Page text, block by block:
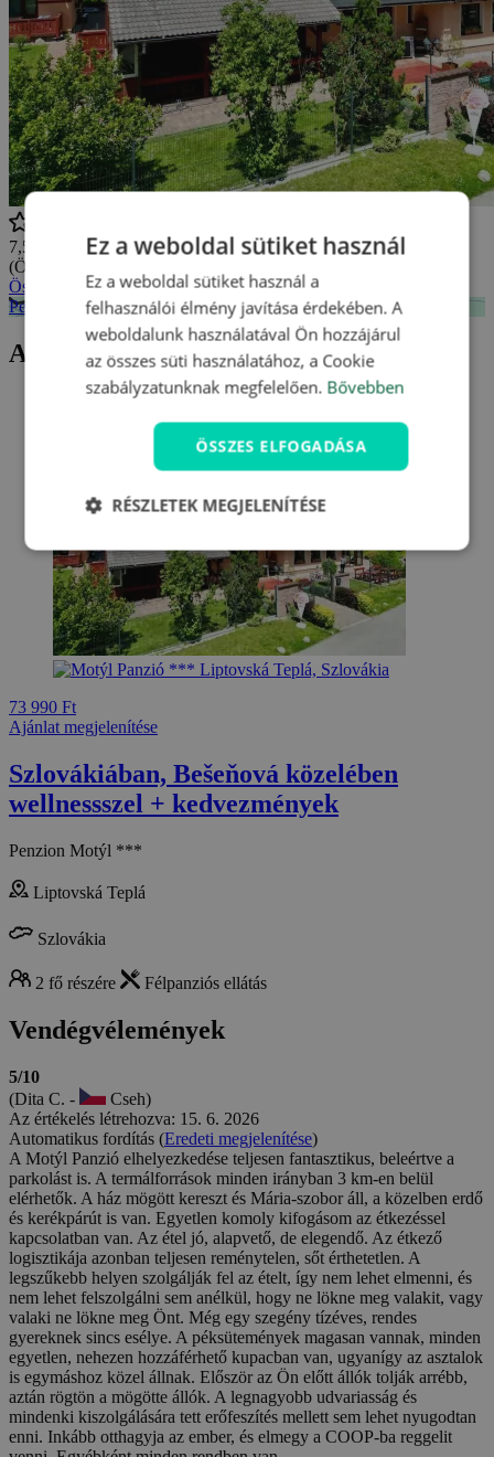
7,5/10
(Összesen
Összes vélemény megtekintése
Penzion Motýl *** - mapa
Aktuális ajánlatunk Penzion Motýl ***
73 990 Ft
Ajánlat megjelenítése
Szlovákiában, Bešeňová közelében
wellnessszel + kedvezmények
Penzion Motýl ***
Liptovská Teplá
Szlovákia
2 fő részére Félpanziós ellátás
Vendégvélemények
5/10
(Dita C. -
Cseh)
Az értékelés létrehozva: 15. 6. 2026
Automatikus fordítás (Eredeti megjelenítése)
A Motýl Panzió elhelyezkedése teljesen fantasztikus, beleértve a
parkolást is. A termálforrások minden irányban 3 km-en belül
elérhetők. A ház mögött kereszt és Mária-szobor áll, a közelben erdő
és kerékpárút is van. Egyetlen komoly kifogásom az étkezéssel
kapcsolatban van. Az étel jó, alapvető, de elegendő. Az étkező
logisztikája azonban teljesen reménytelen, sőt érthetetlen. A
legszűkebb helyen szolgálják fel az ételt, így nem lehet elmenni, és
nem lehet felszolgálni sem anélkül, hogy ne lökne meg valakit, vagy
valaki ne lökne meg Önt. Még egy szegény tízéves, rendes
gyereknek sincs esélye. A péksütemények magasan vannak, minden
egyetlen, nehezen hozzáférhető kupacban van, ugyanígy az asztalok
is egymáshoz közel állnak. Először az Ön előtt állók tolják arrébb,
aztán rögtön a mögötte állók. A legnagyobb udvariasság és
mindenki kiszolgálására tett erőfeszítés mellett sem lehet nyugodtan
enni. Inkább otthagyja az ember, és elmegy a COOP-ba reggelit
Ez a weboldal sütiket használ
Ez a weboldal sütiket használ a
felhasználói élmény javítása érdekében. A
weboldalunk használatával Ön hozzájárul
az összes süti használatához, a Cookie
szabályzatunknak megfelelően. Bővebben
ÖSSZES ELFOGADÁSA
RÉSZLETEK MEGJELENÍTÉSE